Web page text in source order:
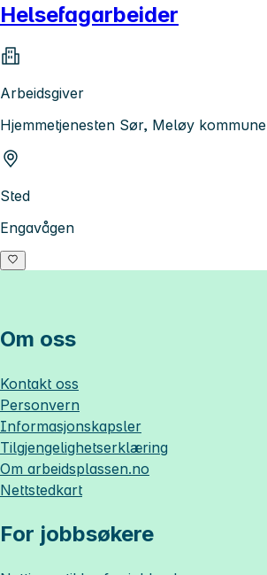
Helsefagarbeider
Arbeidsgiver
Hjemmetjenesten Sør, Meløy kommune
Sted
Engavågen
Om oss
Kontakt oss
Personvern
Informasjonskapsler
Tilgjengelighetserklæring
Om arbeidsplassen.no
Nettstedkart
For jobbsøkere